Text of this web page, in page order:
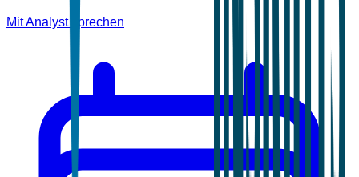
Mit Analyst sprechen